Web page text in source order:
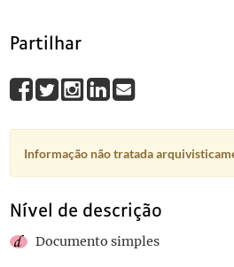
Partilhar
Informação não tratada
Nível de descrição
Documento simples